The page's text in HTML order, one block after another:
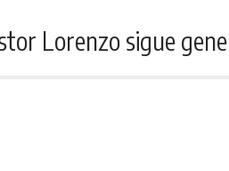
Lorenzo sigue